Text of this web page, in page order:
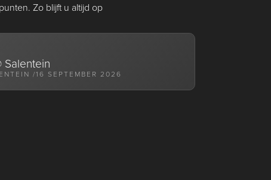
Zo blijft u altijd op
Salentein
/16 SEPTEMBER 2026